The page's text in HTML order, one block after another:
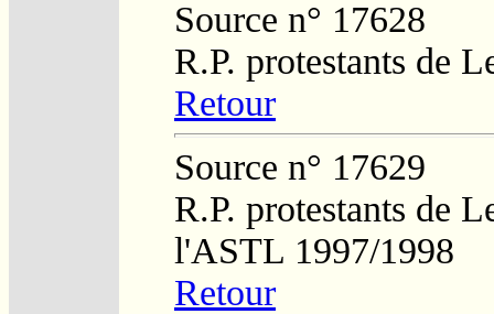
Source n° 17628
R.P. protestants de
Retour
Source n° 17629
R.P. protestants de
l'ASTL 1997/1998
Retour